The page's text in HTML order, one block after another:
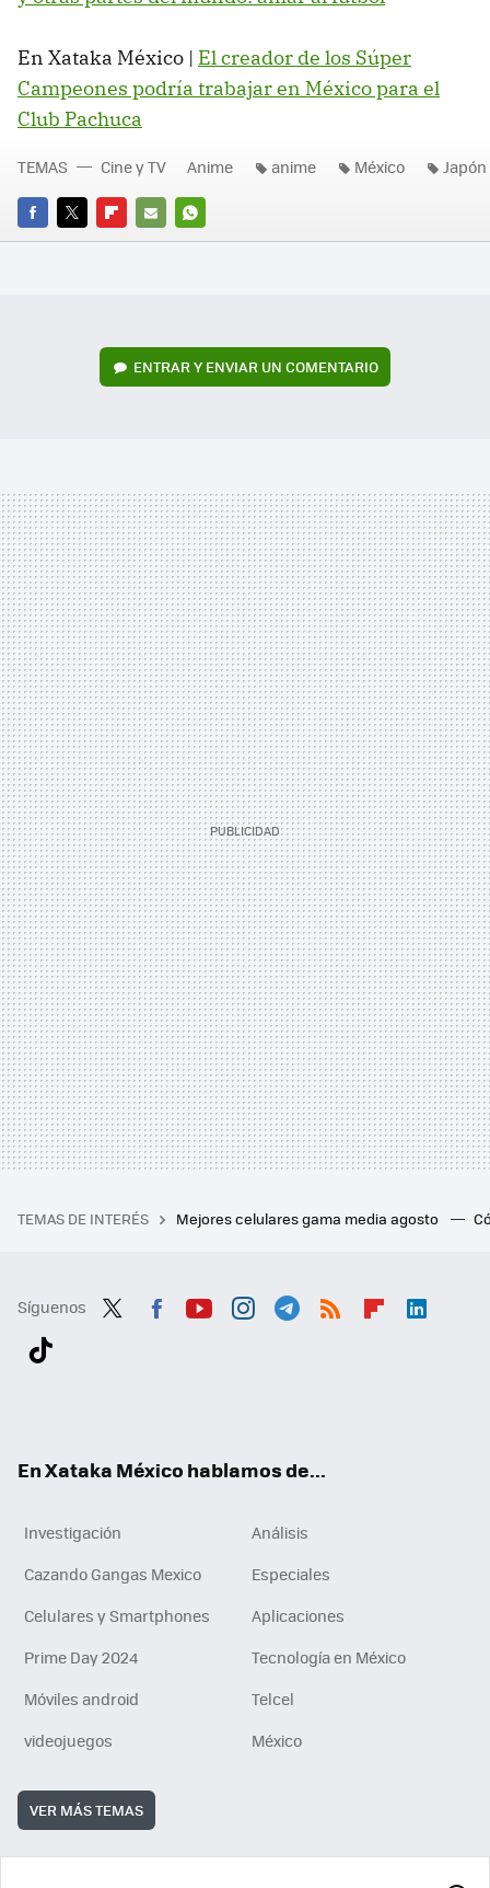
En Xataka México | El creador de los Súper
Campeones podría trabajar en México para el
Club Pachuca
FACEBOOK
TWITTERFLIPBOARD
E-
WHATSAPP
TEMAS Cine y TV Anime anime México Japón
ENTRAR Y ENVIAR UN COMENTARIO
TEMAS DE INTERÉS Mejores celulares gama media agosto
Síguenos
En Xataka México hablamos de...
Investigación
Análisis
Cazando Gangas Mexico
Especiales
Celulares y Smartphones
Aplicaciones
Prime Day 2024
Tecnología en México
Móviles android
Telcel
videojuegos
México
VER MÁS TEMAS